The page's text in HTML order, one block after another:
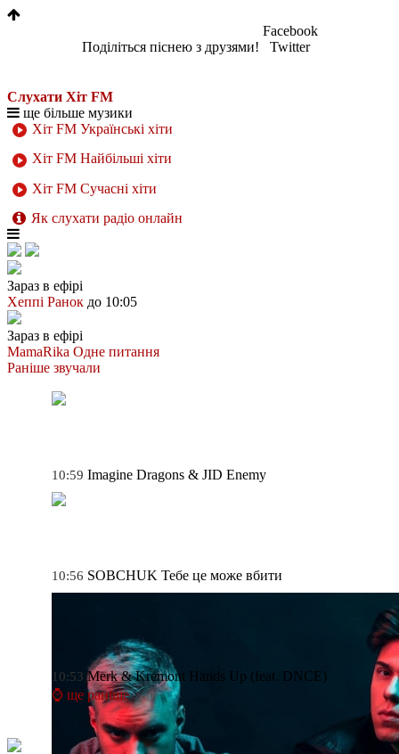
Поділіться піснею з друзями!
Facebook
Twitter
Слухати Хіт FM
ще більше музики
Хіт FM Українські хіти
Хіт FM Найбільші хіти
Хіт FM Сучасні хіти
Як слухати радіо онлайн
Зараз в ефірі
Хеппі Ранок до 10:05
Зараз в ефірі
MamaRika Одне питання
Раніше звучали
10:59 Imagine Dragons & JID Enemy
10:56 SOBCHUK Тебе це може вбити
10:53 Merk & Kremont Hands Up (feat. DNCE)
⌚ ще раніше